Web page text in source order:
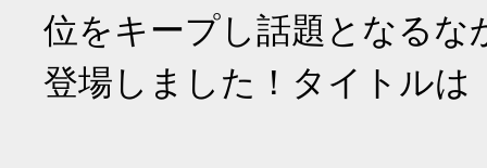
位をキープし話題となるな
登場しました！タイトルは